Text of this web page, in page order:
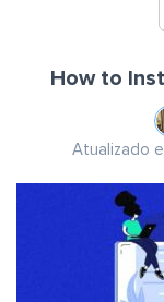
How to
Atualizado